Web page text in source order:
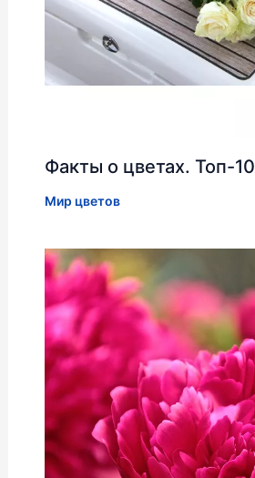
Факты о цветах. Топ-10
Мир цветов